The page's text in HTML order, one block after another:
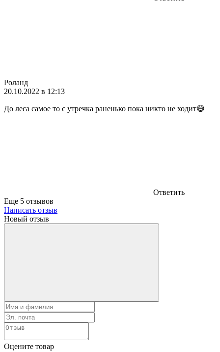
Роланд
20.10.2022 в 12:13
До леса самое то с утречка раненько пока никто не ходит😅
Ответить
Еще 5 отзывов
Написать отзыв
Новый отзыв
Оцените товар